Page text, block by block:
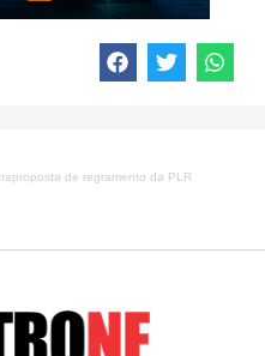
de regramento da PLR